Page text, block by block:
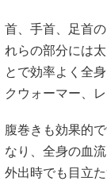
首、手首、足首
れらの部分には
とで効率よく全
クウォーマー、
腹巻きも効果的
なり、全身の血
外出時でも目立